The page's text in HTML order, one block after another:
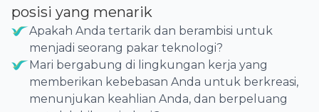
posisi yang menarik
Apakah Anda tertarik dan berambisi untuk
menjadi seorang pakar teknologi?
Mari bergabung di lingkungan kerja yang
memberikan kebebasan Anda untuk berkreasi,
menunjukan keahlian Anda, dan berpeluang